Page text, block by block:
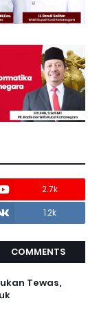
2.7k
1.2k
COMMENTS
Tewas,